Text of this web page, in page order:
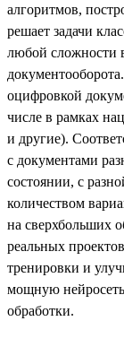
алгоритмов,
решает задачи
любой сложности
оцифровкой
числе в рамках
и другие).
с документами
состоянии, с
количеством
на сверхбольших
реальных
тренировки и
мощную
обработки.